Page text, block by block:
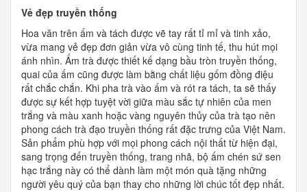
Vẻ đẹp truyền thống
Hoa văn trên ấm và tách được vẽ tay rất tỉ mỉ và tinh xảo,
vừa mang vẻ đẹp đơn giản vừa vô cùng tinh tế, thu hút mọi
ánh nhìn. Ấm trà được thiết kế dạng bầu tròn truyền thống,
quai của ấm cũng được làm bằng chất liệu gốm đồng điệu
rất chắc chắn. Khi pha trà vào ấm và rót ra tách, ta sẽ thấy
được sự kết hợp tuyệt vời giữa màu sắc tự nhiên của men
trắng và màu xanh hoặc vàng nguyên thủy của trà tạo nên
phong cách trà đạo truyền thống rất đặc trưng của Việt Nam.
Sản phẩm phù hợp với mọi phong cách nội thất từ hiện đại,
sang trọng đến truyền thống, trang nhã, bộ ấm chén sứ sen
hạc trắng này có thể dành làm một món quà tặng những
người yêu quý của bạn thay cho những lời chúc tốt đẹp nhất.